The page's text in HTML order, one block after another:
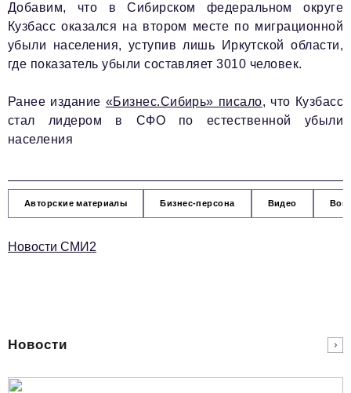
Добавим, что в Сибирском федеральном округе
Кузбасс оказался на втором месте по миграционной
убыли населения, уступив лишь Иркутской области,
где показатель убыли составляет 3010 человек.
Ранее издание «Бизнес.Сибирь» писало, что Кузбасс
стал лидером в СФО по естественной убыли
населения
Авторские материалы Бизнес-персона Видео
Новости СМИ2
Новости